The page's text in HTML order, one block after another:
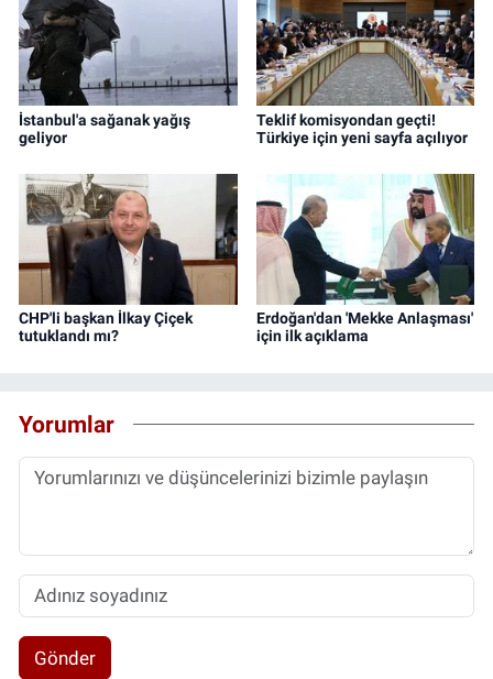
İstanbul'a sağanak yağış
geliyor
Teklif komisyondan geçti!
Türkiye için yeni sayfa açılıyor
CHP'li başkan İlkay Çiçek
tutuklandı mı?
Erdoğan'dan 'Mekke Anlaşması'
için ilk açıklama
Yorumlar
Gönder